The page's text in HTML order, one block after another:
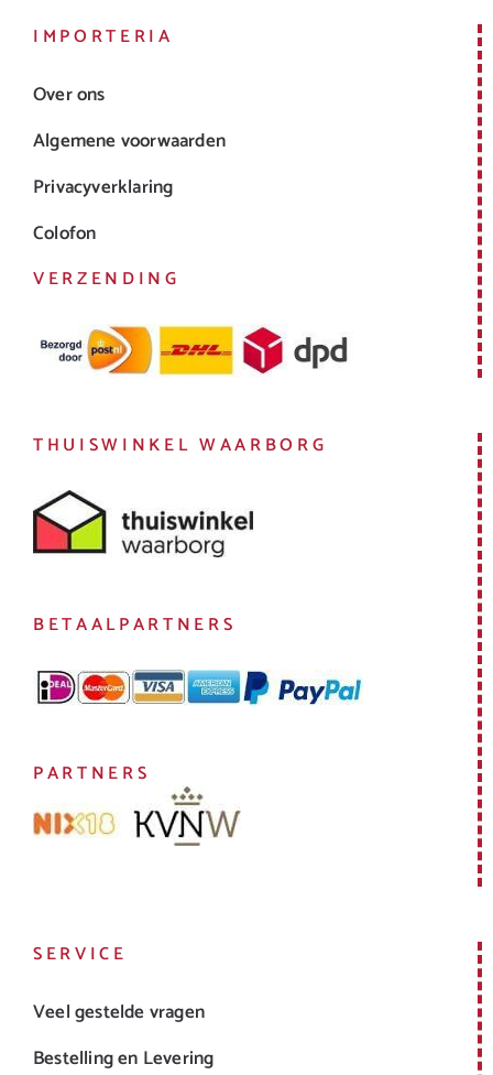
IMPORTERIA
Over ons
Algemene voorwaarden
Privacyverklaring
Colofon
VERZENDING
THUISWINKEL WAARBORG
BETAALPARTNERS
PARTNERS
SERVICE
Veel gestelde vragen
Bestelling en Levering